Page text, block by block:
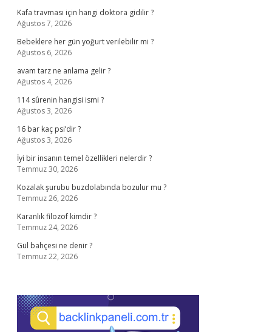
Kafa travması için hangi doktora gidilir ?
Ağustos 7, 2026
Bebeklere her gün yoğurt verilebilir mi ?
Ağustos 6, 2026
avam tarz ne anlama gelir ?
Ağustos 4, 2026
114 sûrenin hangisi ismi ?
Ağustos 3, 2026
16 bar kaç psi’dir ?
Ağustos 3, 2026
İyi bir insanın temel özellikleri nelerdir ?
Temmuz 30, 2026
Kozalak şurubu buzdolabında bozulur mu ?
Temmuz 26, 2026
Karanlık filozof kimdir ?
Temmuz 24, 2026
Gül bahçesi ne denir ?
Temmuz 22, 2026